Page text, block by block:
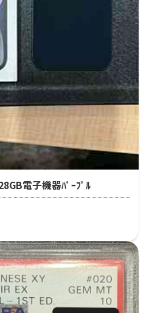
電子機器ﾊﾟｰﾌﾟﾙ